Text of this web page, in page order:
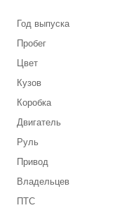
Год выпуска
Пробег
Цвет
Кузов
Коробка
Двигатель
Руль
Привод
Владельцев
ПТС